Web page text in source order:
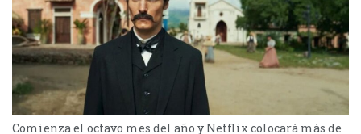
Comienza el octavo mes del año y Netflix colocará más de